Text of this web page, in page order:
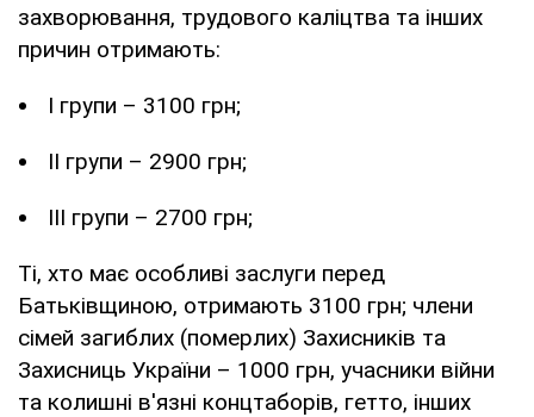
захворювання, трудового каліцтва та інших
причин отримають:
І групи – 3100 грн;
ІІ групи – 2900 грн;
ІІІ групи – 2700 грн;
Ті, хто має особливі заслуги перед
Батьківщиною, отримають 3100 грн; члени
сімей загиблих (померлих) Захисників та
Захисниць України – 1000 грн, учасники війни
та колишні в'язні концтаборів, гетто, інших